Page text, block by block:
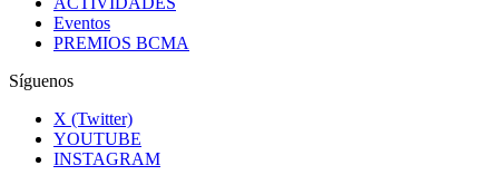
Eventos
PREMIOS BCMA
Síguenos
X (Twitter)
YOUTUBE
INSTAGRAM